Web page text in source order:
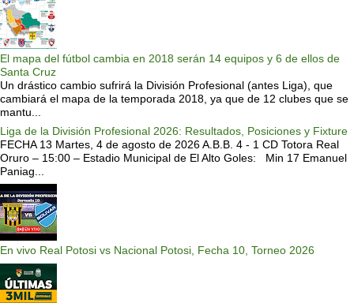
El mapa del fútbol cambia en 2018 serán 14 equipos y 6 de ellos de
Santa Cruz
Un drástico cambio sufrirá la División Profesional (antes Liga), que
cambiará el mapa de la temporada 2018, ya que de 12 clubes que se
mantu...
Liga de la División Profesional 2026: Resultados, Posiciones y Fixture
FECHA 13 Martes, 4 de agosto de 2026 A.B.B. 4 - 1 CD Totora Real
Oruro – 15:00 – Estadio Municipal de El Alto Goles: Min 17 Emanuel
Paniag...
En vivo Real Potosi vs Nacional Potosi, Fecha 10, Torneo 2026